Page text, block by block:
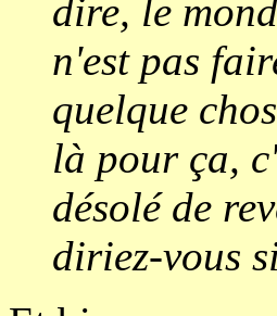
dire, le
n'est pas
quelque
là pour ça,
désolé de
diriez-vous